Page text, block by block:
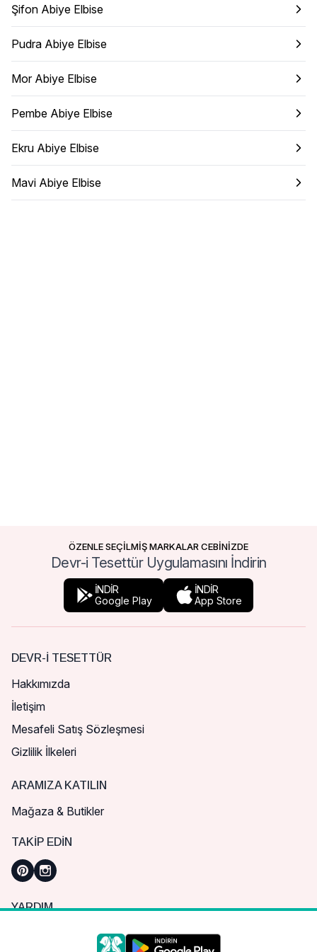
Şifon Abiye Elbise
Pudra Abiye Elbise
Mor Abiye Elbise
Pembe Abiye Elbise
Ekru Abiye Elbise
Mavi Abiye Elbise
ÖZENLE SEÇİLMİŞ MARKALAR CEBİNİZDE
Devr-i Tesettür Uygulamasını İndirin
İNDİR
Google Play
İNDİR
App Store
DEVR-I TESETTÜR
Hakkımızda
İletişim
Mesafeli Satış Sözleşmesi
Gizlilik İlkeleri
ARAMIZA KATILIN
Mağaza & Butikler
TAKIP EDIN
YARDIM
Sık Sorulan Sorular